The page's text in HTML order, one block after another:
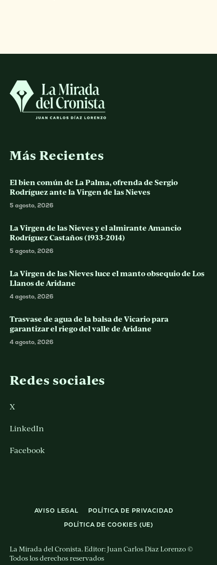
Más Recientes
El bien común de La Palma, ofrenda de Sergio
Rodríguez ante la Virgen de las Nieves
5 agosto, 2026
La Virgen de las Nieves y el almirante Amancio
Rodríguez Castaños (1933-2014)
5 agosto, 2026
La Virgen de las Nieves luce el manto obsequio de Los
Llanos de Aridane
4 agosto, 2026
Trasvase de agua de la balsa de Vicario para
garantizar el riego del valle de Aridane
4 agosto, 2026
Redes sociales
X
LinkedIn
Facebook
AVISO LEGAL
POLÍTICA DE PRIVACIDAD
POLÍTICA DE COOKIES (UE)
La Mirada del Cronista. Editor: Juan Carlos Diaz Lorenzo ©
Todos los derechos reservados